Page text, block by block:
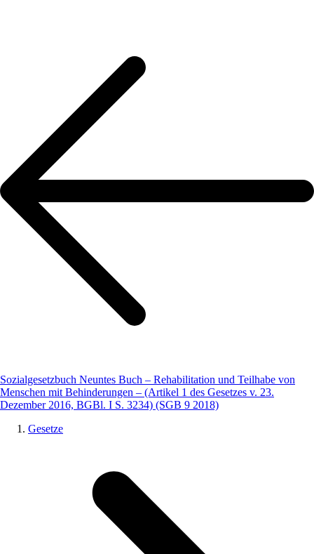
Sozialgesetzbuch Neuntes Buch – Rehabilitation und Teilhabe von
Menschen mit Behinderungen – (Artikel 1 des Gesetzes v. 23.
Dezember 2016, BGBl. I S. 3234) (SGB 9 2018)
Gesetze